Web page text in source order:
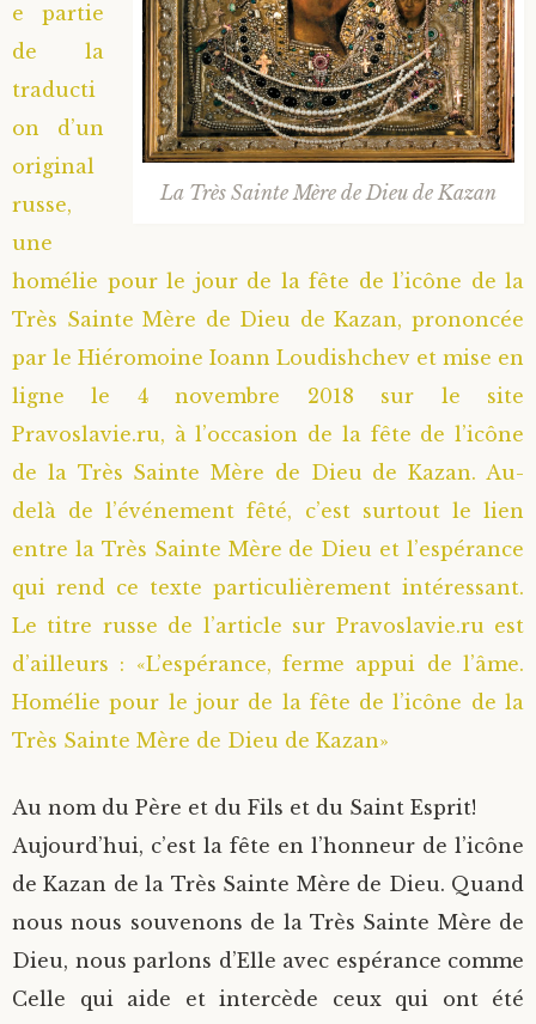
La Très Sainte Mère de Dieu de Kazan
e partie
de la
traducti
on d’un
original
russe,
une
homélie pour le jour de la fête de l’icône de la
Très Sainte Mère de Dieu de Kazan, prononcée
par le Hiéromoine Ioann Loudishchev et mise en
ligne le 4 novembre 2018 sur le site
Pravoslavie.ru, à l’occasion de la fête de l’icône
de la Très Sainte Mère de Dieu de Kazan. Au-
delà de l’événement fêté, c’est surtout le lien
entre la Très Sainte Mère de Dieu et l’espérance
qui rend ce texte particulièrement intéressant.
Le titre russe de l’article sur Pravoslavie.ru est
d’ailleurs : «L’espérance, ferme appui de l’âme.
Homélie pour le jour de la fête de l’icône de la
Très Sainte Mère de Dieu de Kazan»
Au nom du Père et du Fils et du Saint Esprit!
Aujourd’hui, c’est la fête en l’honneur de l’icône
de Kazan de la Très Sainte Mère de Dieu. Quand
nous nous souvenons de la Très Sainte Mère de
Dieu, nous parlons d’Elle avec espérance comme
Celle qui aide et intercède ceux qui ont été